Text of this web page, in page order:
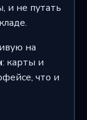
и не путать
на
: карты и
что и